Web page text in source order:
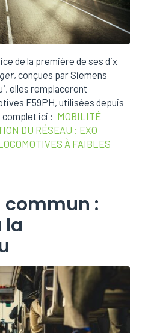
de la première de ses dix
, conçues par Siemens
elles remplaceront
F59PH, utilisées depuis
complet ici : MOBILITÉ
DU RÉSEAU : EXO
À FAIBLES
commun :
la